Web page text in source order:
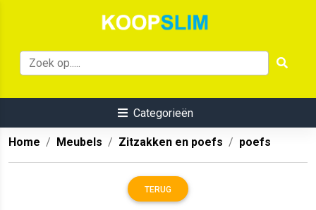
Categorieën
Home Meubels Zitzakken en poefs poefs
TERUG